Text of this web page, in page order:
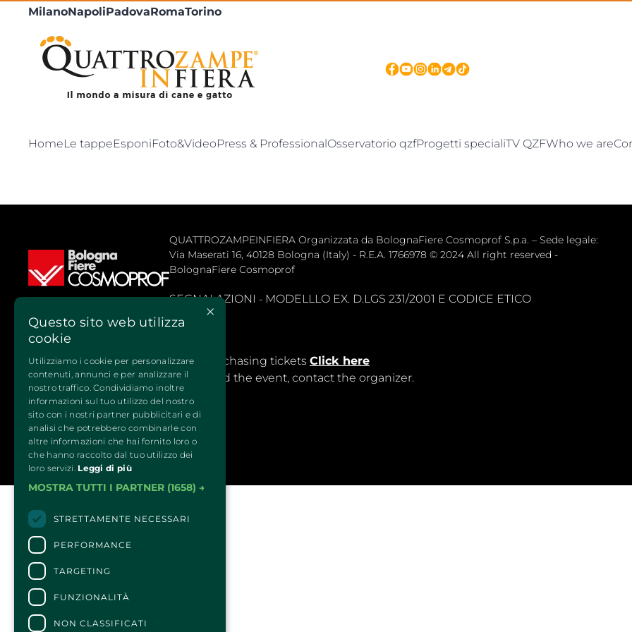
MilanoNapoliPadovaRomaTorino
HomeLe tappeEsponiFoto&VideoPress & ProfessionalOsservatorio qzfProgetti specialiTV QZFWho we are
QUATTROZAMPEINFIERA Organizzata da BolognaFiere Cosmoprof S.p.a. – Sede legale:
Via Maserati 16, 40128 Bologna (Italy) - R.E.A. 1766978 © 2024 All right reserved -
BolognaFiere Cosmoprof
SEGNALAZIONI - MODELLLO EX. D.LGS 231/2001 E CODICE ETICO
CONTACTS
For information and support in purchasing tickets Click here
For information on the program and the event, contact the organizer.
Accessibility statement
×
Questo sito web utilizza
cookie
Utilizziamo i cookie per personalizzare
contenuti, annunci e per analizzare il
nostro traffico. Condividiamo inoltre
informazioni sul tuo utilizzo del nostro
sito con i nostri partner pubblicitari e di
analisi che potrebbero combinarle con
altre informazioni che hai fornito loro o
che hanno raccolto dal tuo utilizzo dei
loro servizi. Leggi di più
MOSTRA TUTTI I PARTNER (1658) →
STRETTAMENTE NECESSARI
PERFORMANCE
TARGETING
FUNZIONALITÀ
NON CLASSIFICATI